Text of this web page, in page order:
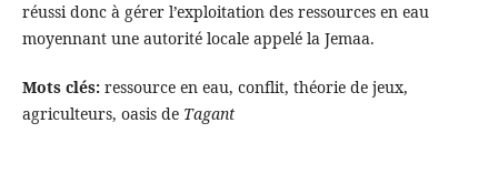
réussi donc à gérer l’exploitation des ressources en eau
moyennant une autorité locale appelé la Jemaa.
Mots clés: ressource en eau, conflit, théorie de jeux,
agriculteurs, oasis de Tagant